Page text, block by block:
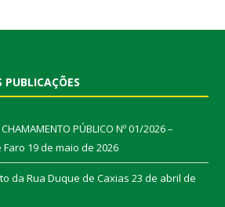
CHAMAMENTO PÚBLICO Nº 01/2026 –
Faro 19 de maio de 2026
da Rua Duque de Caxias 23 de abril de